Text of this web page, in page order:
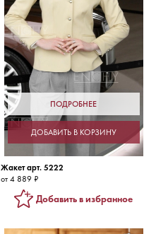
ПОДРОБНЕЕ
ДОБАВИТЬ В КОРЗИНУ
Жакет арт. 5222
от 4 889 ₽
Добавить в избранное